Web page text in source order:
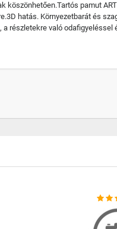
pamut
hatás. Környezetbarát és
részletekre való